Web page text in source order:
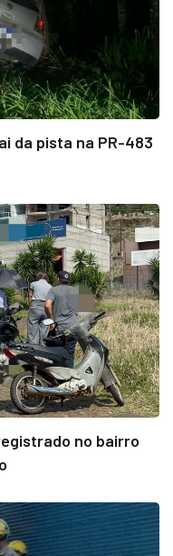
da pista na PR-483
no bairro